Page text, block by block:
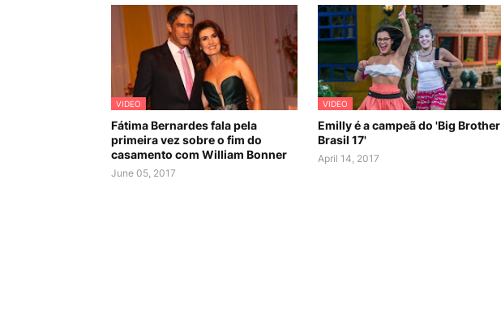
VIDEO
Fátima Bernardes fala pela
primeira vez sobre o fim do
casamento com William Bonner
June 05, 2017
VIDEO
Emilly é a campeã do 'Big Brother
Brasil 17'
April 14, 2017